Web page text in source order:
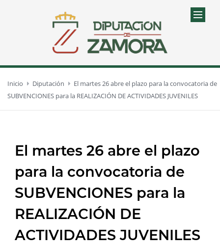
Inicio Diputación
El martes 26 abre el plazo para la convocatoria de
SUBVENCIONES para la REALIZACIÓN DE ACTIVIDADES JUVENILES
El martes 26 abre el plazo
para la convocatoria de
SUBVENCIONES para la
REALIZACIÓN DE
ACTIVIDADES JUVENILES